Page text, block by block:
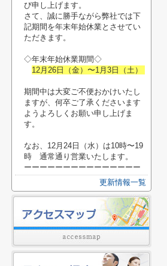
び申し上げます。
さて、誠に勝手ながら弊社では下
記期間を年末年始休業とさせてい
ただきます。
◇年末年始休業期間◇
12月26日（金）〜1月3日（土）
期間中は大変ご不便おかけいたし
ますが、何卒ご了承くださいます
ようよろしくお願い申し上げま
す。
なお、12月24日（水）は10時〜19
時 通常通り営業いたします。
ーーーーーーーーーーーーーーー
更新情報一覧